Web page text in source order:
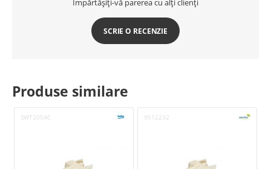
Împărtășiți-vă parerea cu alți clienți
SCRIE O RECENZIE
Produse similare
SWT205AC 9512232